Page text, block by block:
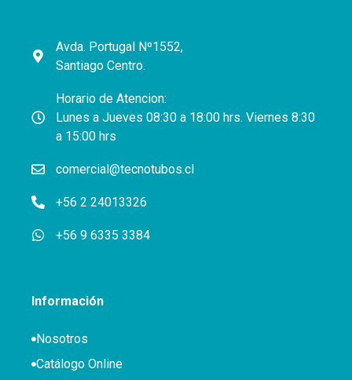
Avda. Portugal Nº1552,
Santiago Centro.
Horario de Atencion:
Lunes a Jueves 08:30 a 18:00 hrs. Viernes 8:30
a 15:00 hrs
comercial@tecnotubos.cl
+56 2 24013326
+56 9 6335 3384
Información
Nosotros
Catálogo Online